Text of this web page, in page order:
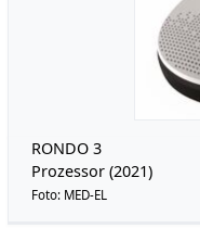
RONDO 3
Prozessor (2021)
Foto: MED-EL